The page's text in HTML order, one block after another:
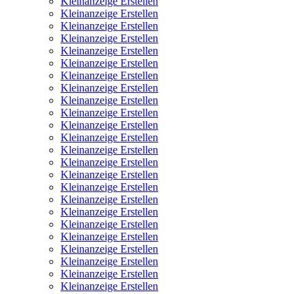
Kleinanzeige Erstellen
Kleinanzeige Erstellen
Kleinanzeige Erstellen
Kleinanzeige Erstellen
Kleinanzeige Erstellen
Kleinanzeige Erstellen
Kleinanzeige Erstellen
Kleinanzeige Erstellen
Kleinanzeige Erstellen
Kleinanzeige Erstellen
Kleinanzeige Erstellen
Kleinanzeige Erstellen
Kleinanzeige Erstellen
Kleinanzeige Erstellen
Kleinanzeige Erstellen
Kleinanzeige Erstellen
Kleinanzeige Erstellen
Kleinanzeige Erstellen
Kleinanzeige Erstellen
Kleinanzeige Erstellen
Kleinanzeige Erstellen
Kleinanzeige Erstellen
Kleinanzeige Erstellen